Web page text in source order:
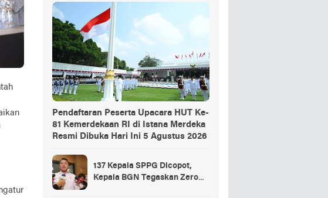
Pendaftaran Peserta Upacara HUT Ke-
81 Kemerdekaan RI di Istana Merdeka
Resmi Dibuka Hari Ini 5 Agustus 2026
137 Kepala SPPG Dicopot,
Kepala BGN Tegaskan Zero